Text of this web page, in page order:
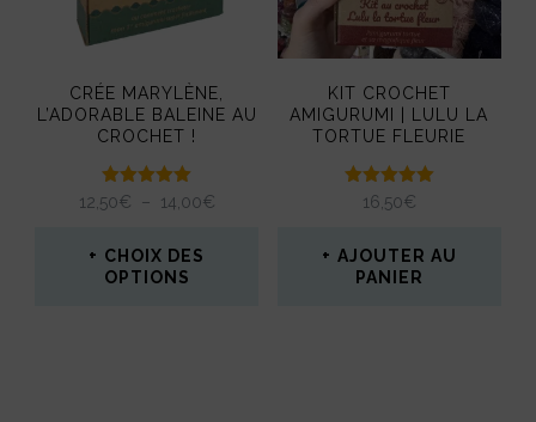
CRÉE MARYLÈNE,
L’ADORABLE BALEINE AU
CROCHET !
Note
12,50€ – 14,00€PLAGE
CHOIX DES
OPTIONS
KIT CROCHET
AMIGURUMI | LULU LA
TORTUE FLEURIE
Note
5.00
16,50€
AJOUTER AU
PANIER